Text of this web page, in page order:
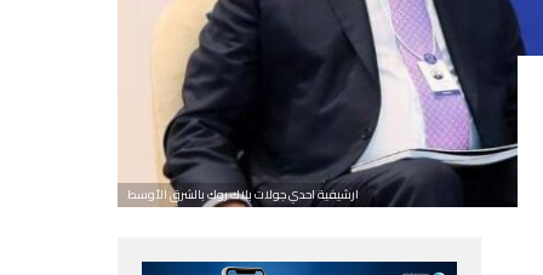
ارشيفية احدي جولات بلاك روك بالشرق الأوسط